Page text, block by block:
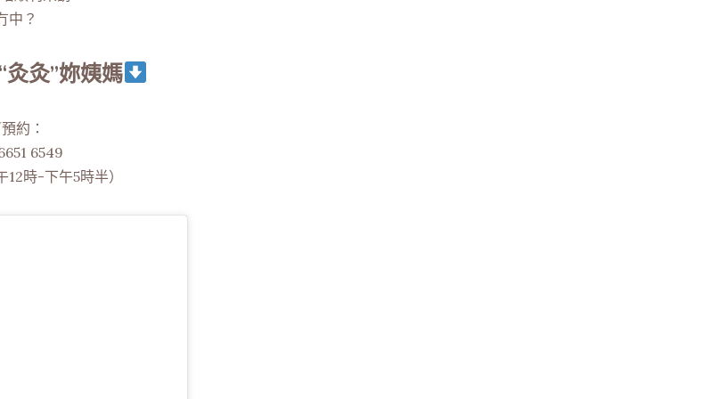
中？
灸”妳姨媽
約：​
6549
12時-下午5時半）